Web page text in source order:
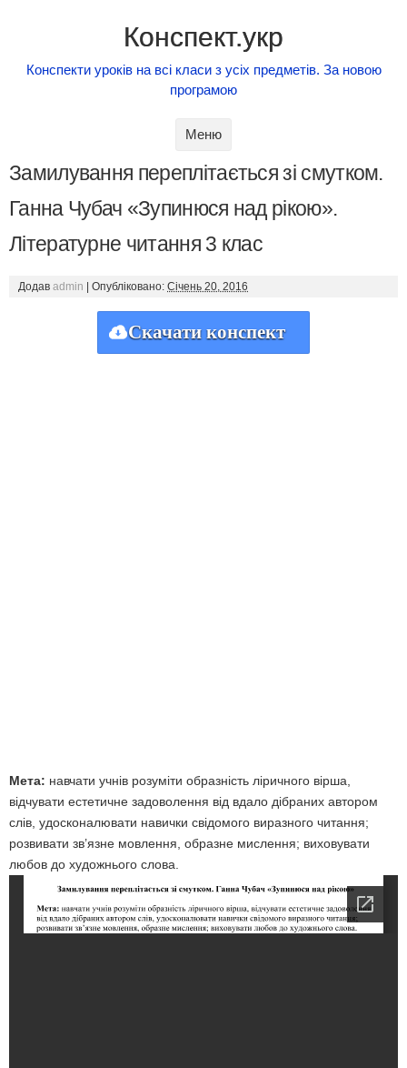
Конспект.укр
Конспекти уроків на всі класи з усіх предметів. За новою
програмою
Меню
Замилування переплітається зі смутком.
Ганна Чубач «Зупинюся над рікою».
Літературне читання 3 клас
Додав admin Опубліковано: Січень 20, 2016
Скачати конспект
Мета: навчати учнів розуміти образність ліричного вірша,
відчувати естетичне задово­лення від вдало дібраних автором
слів, удосконалювати навички свідомого вираз­ного читання;
розвивати зв’язне мовлення, образне мислення; виховувати
любов до художнього слова.